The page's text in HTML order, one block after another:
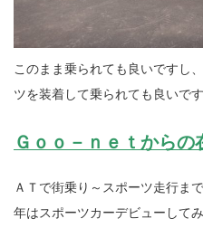
このまま乗られても良いですし
ツを装着して乗られても良いです
Ｇｏｏ－ｎｅｔからの
ＡＴで街乗り～スポーツ走行ま
年はスポーツカーデビューして